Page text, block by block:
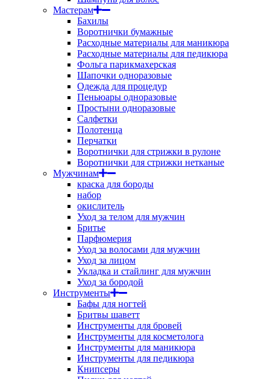
Мастерам
Бахилы
Воротнички бумажные
Расходные материалы для маникюра
Расходные материалы для педикюра
Фольга парикмахерская
Шапочки одноразовые
Одежда для процедур
Пеньюары одноразовые
Простыни одноразовые
Салфетки
Полотенца
Перчатки
Воротнички для стрижки в рулоне
Воротнички для стрижки нетканые
Мужчинам
краска для бороды
набор
окислитель
Уход за телом для мужчин
Бритье
Парфюмерия
Уход за волосами для мужчин
Уход за лицом
Укладка и стайлинг для мужчин
Уход за бородой
Инструменты
Бафы для ногтей
Бритвы шаветт
Инструменты для бровей
Инструменты для косметолога
Инструменты для маникюра
Инструменты для педикюра
Книпсеры